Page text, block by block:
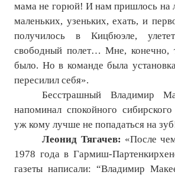
мама не горюй! И нам пришлось на
маленьких, узеньких, ехать, и
получилось в Кицбюэле,
свободный полет… Мне, конечно,
было. Но в команде была
пересилил себя».
Бесстрашный Владимир
напоминал спокойного
уж кому лучше не попадаться на
Леонид Тягачев: «После
1978 года в Гармиш-
газеты написали: “Владимир